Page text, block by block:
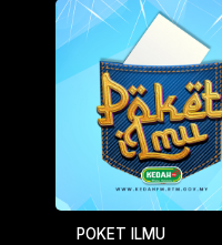
POKET ILMU